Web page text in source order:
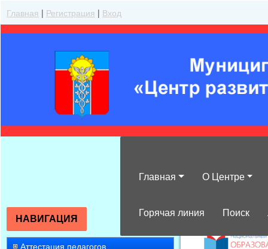
Главная | Регистрация | Вход
Главная О Центре
Горячая линия Поиск
НАВИГАЦИЯ
Аттестация педагогов